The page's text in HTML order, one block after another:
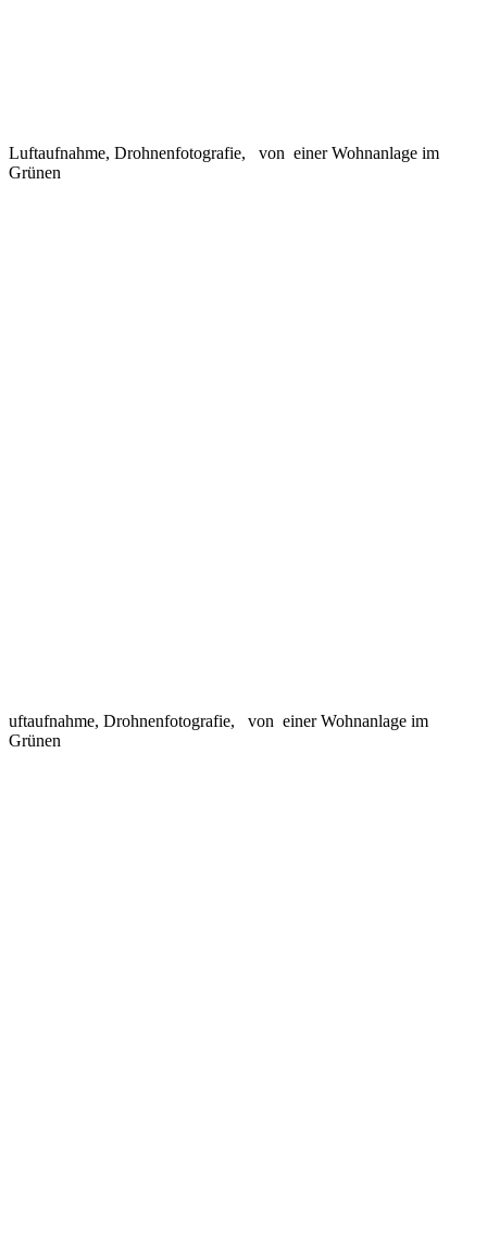
Luftaufnahme, Drohnenfotografie, von einer Wohnanlage im
Grünen
uftaufnahme, Drohnenfotografie, von einer Wohnanlage im
Grünen